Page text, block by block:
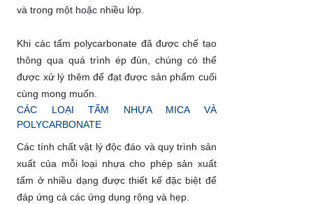
và trong một hoặc nhiều lớp.
Khi các tấm polycarbonate đã được chế tạo
thông qua quá trình ép đùn, chúng có thể
được xử lý thêm để đạt được sản phẩm cuối
cùng mong muốn.
CÁC LOẠI TẤM NHỰA MICA VÀ
POLYCARBONATE
Các tính chất vật lý độc đáo và quy trình sản
xuất của mỗi loại nhựa cho phép sản xuất
tấm ở nhiều dạng được thiết kế đặc biệt để
đáp ứng cả các ứng dụng rộng và hẹp.